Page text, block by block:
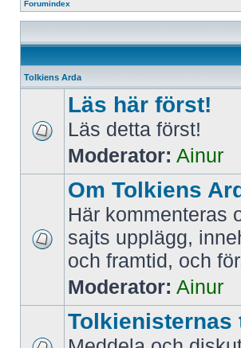
Forumindex
Tolkiens Arda
Läs här först!
Läs detta först!
Moderator: Ainur
Om Tolkiens
Här kommenteras
sajts upplägg,
och framtid, och
Moderator: Ainur
Tolkienisternas